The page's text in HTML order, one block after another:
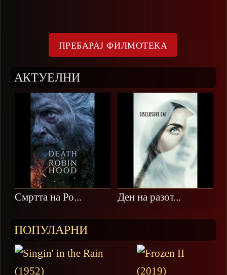
АКТУЕЛНИ
Смртта на Ро... Ден на разот...
ПОПУЛАРНИ